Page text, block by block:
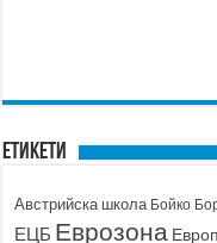
Етикети
Австрийска школа Бойко
ЕЦБ Еврозона